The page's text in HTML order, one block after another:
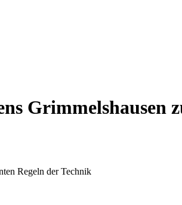
Grimmelshausen
Regeln der Technik